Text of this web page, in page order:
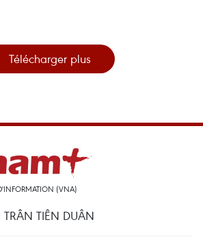
Télécharger plus
(VNA)
TIÊN DUÂN